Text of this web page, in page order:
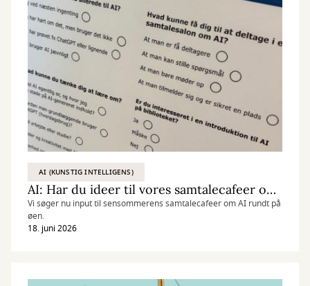
AI (KUNSTIG INTELLIGENS)
AI: Har du ideer til vores samtalecafeer om AI?
Vi søger nu input til sensommerens samtalecafeer om AI rundt på
øen.
18. juni 2026